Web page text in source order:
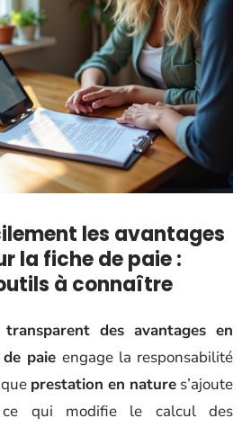
les avantages
la fiche de paie :
à connaître
transparent des avantages en
paie engage la responsabilité
prestation en nature s’ajoute
qui modifie le calcul des